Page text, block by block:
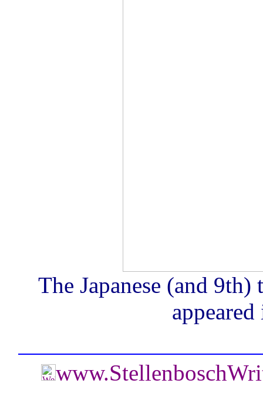
The Japanese (and